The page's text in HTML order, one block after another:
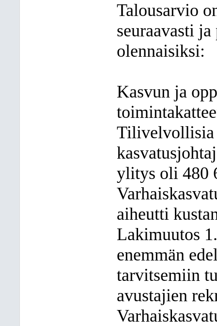
Talousarvio
seuraavasti
olennaisiksi:
Kasvun ja
Tilivelvollisia
ylitys oli 480
aiheutti
Lakimuutos
enemmän
tarvitsemiin
avustajien